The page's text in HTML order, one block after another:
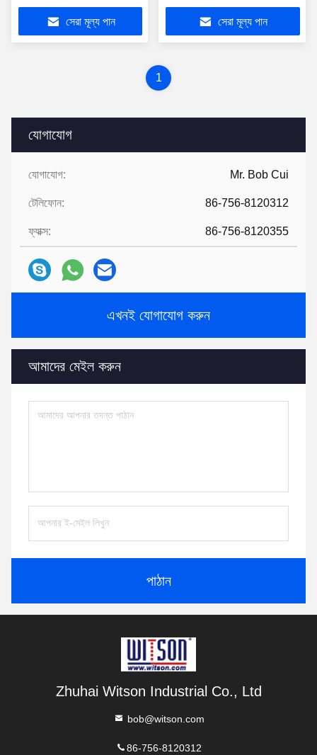
যোগাযোগ
যোগাযোগ: Mr. Bob Cui
টেলিফোন: 86-756-8120312
ফ্যাক্স: 86-756-8120355
এখনই যোগাযোগ করুন
আমাদের মেইল ​​করুন
পাঠান
স্টেরিও জিপিএস কারপ্লে প্লেয়ার
সেরা মূল্য পান
CarPlay প্লেয়ার
সেরা মূল্য পান
1
Zhuhai Witson Industrial Co., Ltd
bob@witson.com
86-756-8120312